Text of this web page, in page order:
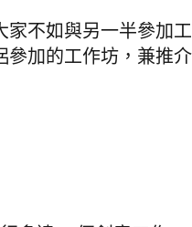
家不如與另一半參加工
參加的工作坊，兼推介